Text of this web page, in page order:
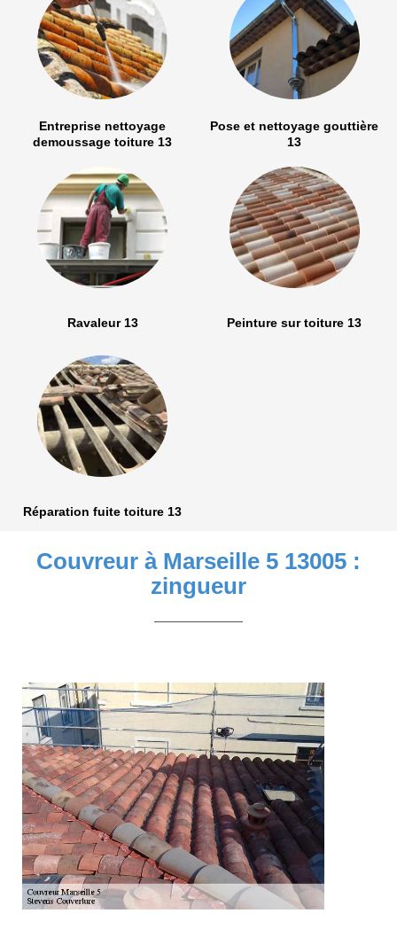
Entreprise nettoyage
demoussage toiture 13
Pose et nettoyage gouttière
13
Ravaleur 13 Peinture sur toiture 13
Réparation fuite toiture 13
Couvreur à Marseille 5 13005 :
zingueur